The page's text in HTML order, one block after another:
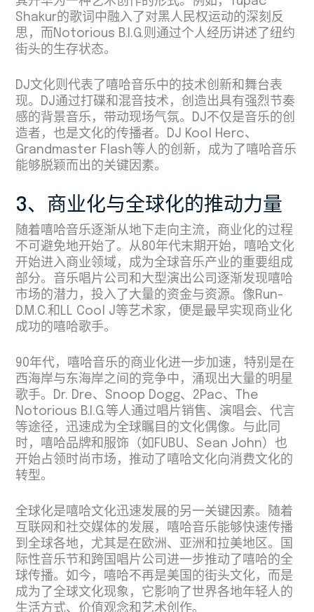
Shakur的歌词中融入了对黑人民权运动的深刻反
思，而Notorious B.I.G.则通过个人经历讲述了纽约
街头的生存状态。
DJ文化则代表了嘻哈音乐中的技术创新和舞台表
现。DJ通过打碟和混音技术，创造出具有强烈节奏
感的背景音乐，带动现场气氛。DJ不仅是音乐的创
造者，也是文化的传播者。DJ Kool Herc、
Grandmaster Flash等人的创新，成为了嘻哈音乐
能够脱颖而出的关键因素。
3、商业化与全球化的推动力量
随着嘻哈音乐逐渐从地下走向主流，商业化的过程
不可避免地开始了。从80年代末期开始，嘻哈文化
开始进入商业领域，成为全球音乐产业的重要组成
部分。音乐唱片公司和大型演出公司逐渐发现嘻哈
市场的潜力，投入了大量的资金与资源。像Run-
D.M.C.和LL Cool J等艺术家，便是最早实现商业化
成功的嘻哈歌手。
90年代，嘻哈音乐的商业化进一步加速，特别是在
西海岸与东海岸之间的竞争中，涌现出大量的明星
歌手。Dr. Dre、Snoop Dogg、2Pac、The
Notorious B.I.G.等人通过唱片销售、演唱会、代言
等途径，迅速成为全球瞩目的文化偶像。与此同
时，嘻哈品牌和服饰（如FUBU、Sean John）也
开始占领时尚市场，推动了嘻哈文化向消费文化的
转型。
全球化是嘻哈文化迅速发展的另一关键因素。随着
互联网和社交媒体的发展，嘻哈音乐能够快速传播
到全球各地，尤其是在欧洲、亚洲和拉美地区。国
际性音乐节和跨国唱片公司进一步推动了嘻哈的全
球传播。如今，嘻哈不再是美国的街头文化，而是
成为了全球文化现象，它影响了世界各地年轻人的
生活方式、价值观念和艺术创作。